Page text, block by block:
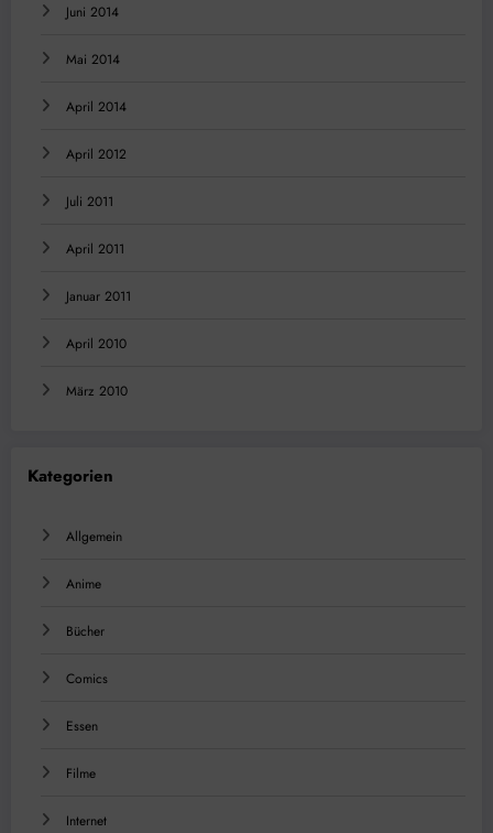
Juni 2014
Mai 2014
April 2014
April 2012
Juli 2011
April 2011
Januar 2011
April 2010
März 2010
Kategorien
Allgemein
Anime
Bücher
Comics
Essen
Filme
Internet